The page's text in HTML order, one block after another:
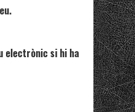
electrònic si hi ha